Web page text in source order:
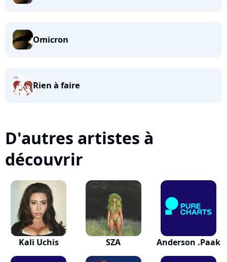
Omicron
Rien à faire
D'autres artistes à
découvrir
Kali Uchis SZA Anderson .Paak